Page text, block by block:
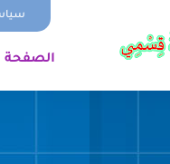
الصفحة